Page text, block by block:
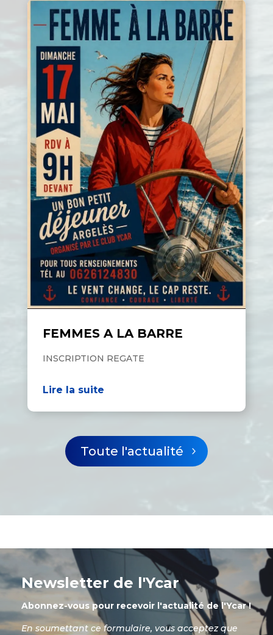
FEMMES A LA BARRE
INSCRIPTION REGATE
Lire la suite
Toute l'actualité
Newsletter de l'Ycar
Abonnez-vous pour recevoir l'actualité de l'Ycar !
En soumettant ce formulaire, vous acceptez que